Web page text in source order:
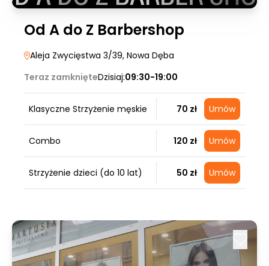
Od A do Z Barbershop
Aleja Zwycięstwa 3/39, Nowa Dęba
Teraz zamknięteDzisiaj:09:30-19:00
Klasyczne Strzyżenie męskie 70 zł Umów
Combo 120 zł Umów
Strzyżenie dzieci (do 10 lat) 50 zł Umów